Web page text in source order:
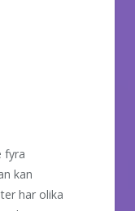
fyra
kan
har olika